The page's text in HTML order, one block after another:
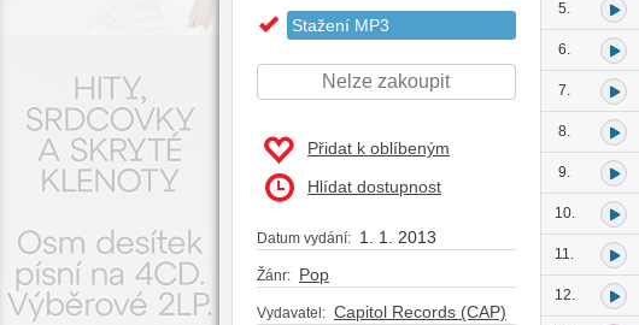
Stažení MP3
Nelze zakoupit
Přidat k oblíbeným
Hlídat dostupnost
Datum vydání: 1. 1. 2013
Žánr: Pop
Vydavatel: Capitol Records (CAP)
5.
6.
7.
8.
9.
10.
11.
12.